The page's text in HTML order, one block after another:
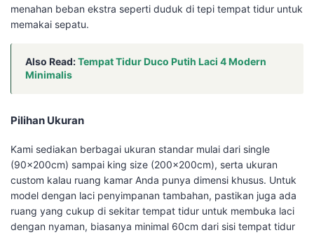
menahan beban ekstra seperti duduk di tepi tempat tidur untuk
memakai sepatu.
Also Read:Tempat Tidur Duco Putih Laci 4 Modern
Minimalis
Pilihan Ukuran
Kami sediakan berbagai ukuran standar mulai dari single
(90x200cm) sampai king size (200x200cm), serta ukuran
custom kalau ruang kamar Anda punya dimensi khusus. Untuk
model dengan laci penyimpanan tambahan, pastikan juga ada
ruang yang cukup di sekitar tempat tidur untuk membuka laci
dengan nyaman, biasanya minimal 60cm dari sisi tempat tidur